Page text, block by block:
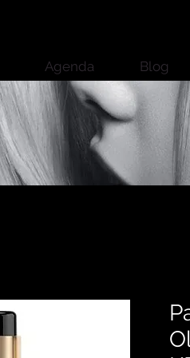
Agenda Blog